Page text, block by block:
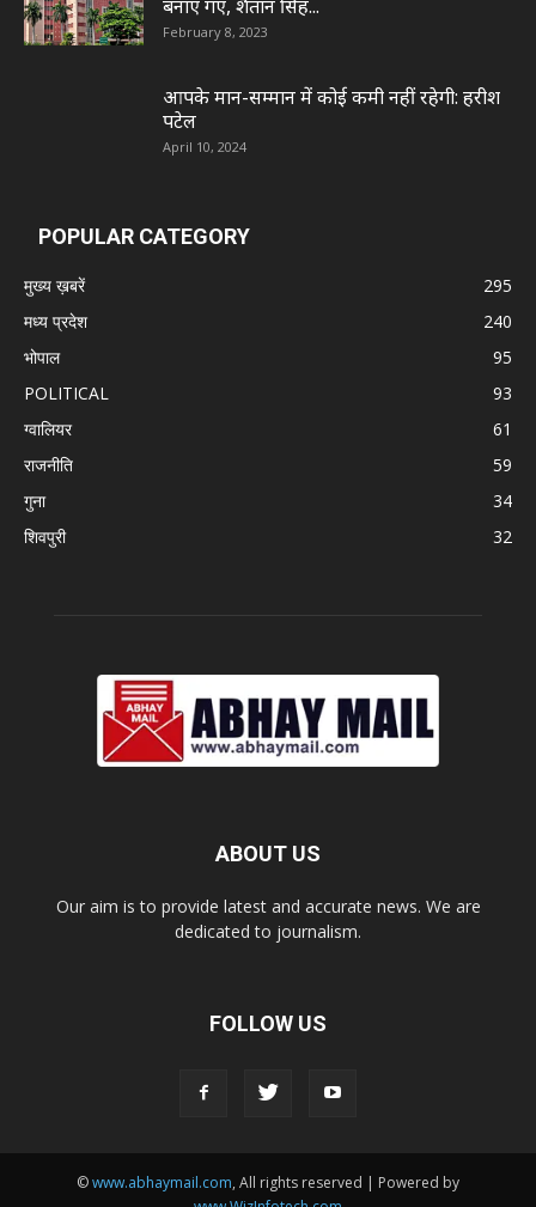
बनाए गए, शैतान सिंह...
February 8, 2023
आपके मान-सम्मान में कोई कमी नहीं रहेगी: हरीश
पटेल
April 10, 2024
POPULAR CATEGORY
मुख्य ख़बरें
295
मध्य प्रदेश
240
भोपाल
95
POLITICAL
93
ग्वालियर
61
राजनीति
59
गुना
34
शिवपुरी
32
ABOUT US
Our aim is to provide latest and accurate news. We are
dedicated to journalism.
FOLLOW US
©www.abhaymail.com, All rights reserved | Powered by